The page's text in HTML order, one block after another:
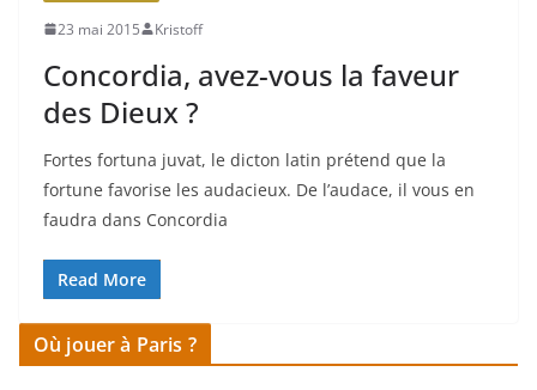
23 mai 2015 Kristoff
Concordia, avez-vous la faveur
des Dieux ?
Fortes fortuna juvat, le dicton latin prétend que la
fortune favorise les audacieux. De l’audace, il vous en
faudra dans Concordia
Read More
Où jouer à Paris ?